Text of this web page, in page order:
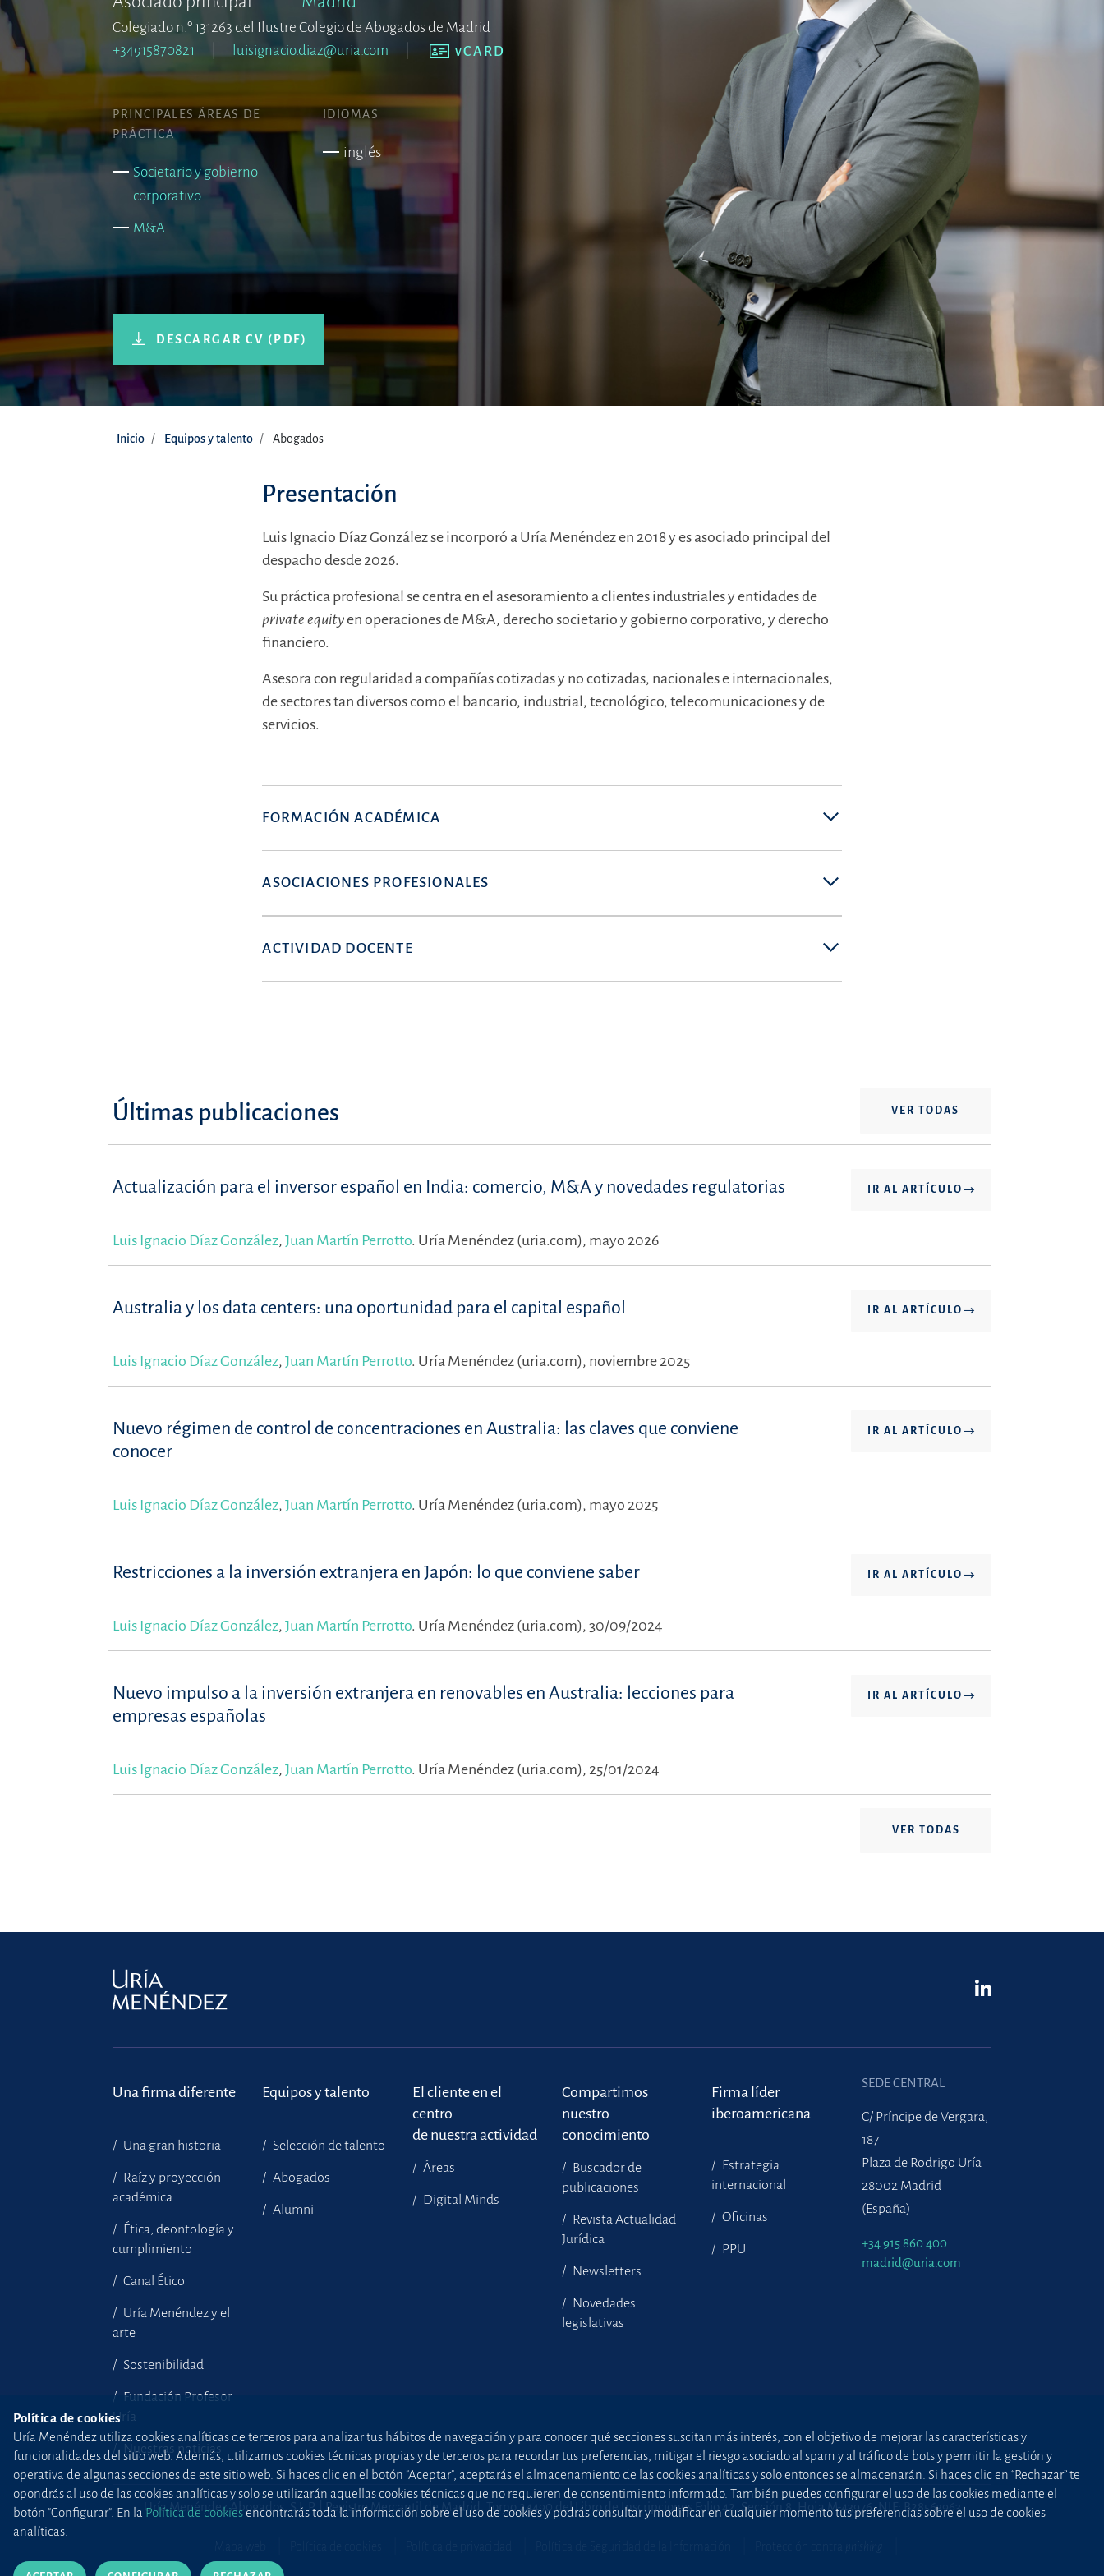
Colegiado n.º 131263 del Ilustre Colegio de Abogados de Madrid
+34915870821
luisignacio.diaz@uria.com vCARD
PRINCIPALES ÁREAS DE
PRÁCTICA
Societario y gobierno
corporativo
M&A
IDIOMAS
inglés
DESCARGAR CV (PDF)
Inicio Equipos y talento Abogados
Presentación
Luis Ignacio Díaz González se incorporó a Uría Menéndez en 2018 y es asociado principal del
despacho desde 2026.
Su práctica profesional se centra en el asesoramiento a clientes industriales y entidades de
private equityen operaciones de M&A, derecho societario y gobierno corporativo, y derecho
financiero.
Asesora con regularidad a compañías cotizadas y no cotizadas, nacionales e internacionales,
de sectores tan diversos como el bancario, industrial, tecnológico, telecomunicaciones y de
servicios.
FORMACIÓN ACADÉMICA
ASOCIACIONES PROFESIONALES
ACTIVIDAD DOCENTE
Últimas publicaciones VER TODAS
Actualización para el inversor español en India: comercio, M&A y novedades regulatorias IR AL ARTÍCULO
Luis Ignacio Díaz González, Juan Martín Perrotto. Uría Menéndez (uria.com), mayo 2026
Australia y los data centers: una oportunidad para el capital español IR AL ARTÍCULO
Luis Ignacio Díaz González, Juan Martín Perrotto. Uría Menéndez (uria.com), noviembre 2025
Nuevo régimen de control de concentraciones en Australia: las claves que conviene
conocer
IR AL ARTÍCULO
Luis Ignacio Díaz González, Juan Martín Perrotto. Uría Menéndez (uria.com), mayo 2025
Restricciones a la inversión extranjera en Japón: lo que conviene saber IR AL ARTÍCULO
Luis Ignacio Díaz González, Juan Martín Perrotto. Uría Menéndez (uria.com), 30/09/2024
Nuevo impulso a la inversión extranjera en renovables en Australia: lecciones para
empresas españolas
IR AL ARTÍCULO
Luis Ignacio Díaz González, Juan Martín Perrotto. Uría Menéndez (uria.com), 25/01/2024
VER TODAS
Una firma diferente
Una gran historia
Raíz y proyección
académica
Ética, deontología y
cumplimiento
Canal Ético
Uría Menéndez y el
arte
Sostenibilidad
Fundación Profesor
Uría
Nuestras noticias
Equipos y talento
Selección de talento
Abogados
Alumni
El cliente en el
centro
de nuestra actividad
Áreas
Digital Minds
Compartimos
nuestro
conocimiento
Buscador de
publicaciones
Revista Actualidad
Jurídica
Newsletters
Novedades
legislativas
Firma líder
iberoamericana
Estrategia
internacional
Oficinas
PPU
SEDE CENTRAL
C/ Príncipe de Vergara,
187
Plaza de Rodrigo Uría
28002 Madrid
(España)
+34 915 860 400
madrid@uria.com
Uría Menéndez Abogados, S.L.P. | Registro Mercantil de Madrid, Tomo 24490 del Libro de Inscripciones Folio 42, Sección 8, Hoja M-43976. NIF: B28563963
Política de cookies
Uría Menéndez utiliza cookies analíticas de terceros para analizar tus hábitos de navegación y para conocer qué secciones suscitan más interés, con el objetivo de mejorar las características y
funcionalidades del sitio web. Además, utilizamos cookies técnicas propias y de terceros para recordar tus preferencias, mitigar el riesgo asociado al spam y al tráfico de bots y permitir la gestión y
operativa de algunas secciones de este sitio web. Si haces clic en el botón "Aceptar", aceptarás el almacenamiento de las cookies analíticas y solo entonces se almacenarán. Si haces clic en “Rechazar” te
opondrás al uso de las cookies analíticas y solo se utilizarán aquellas cookies técnicas que no requieren de consentimiento informado. También puedes configurar el uso de las cookies mediante el
botón "Configurar". En la Política de cookiesencontrarás toda la información sobre el uso de cookies y podrás consultar y modificar en cualquier momento tus preferencias sobre el uso de cookies
analíticas.